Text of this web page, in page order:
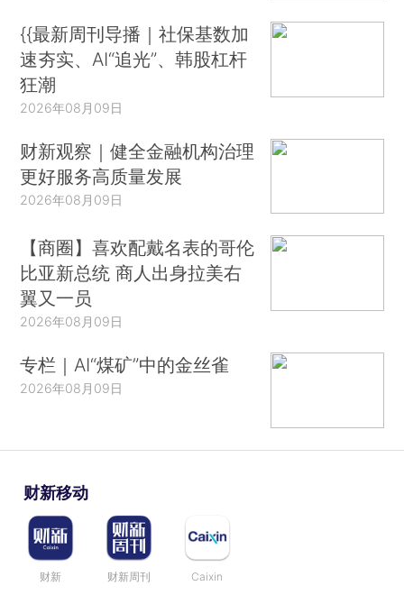
{{最新周刊导播｜社保基数加
速夯实、AI“追光”、韩股杠杆
狂潮
2026年08月09日
财新观察｜健全金融机构治理
更好服务高质量发展
2026年08月09日
【商圈】喜欢配戴名表的哥伦
比亚新总统 商人出身拉美右
翼又一员
2026年08月09日
专栏｜AI“煤矿”中的金丝雀
2026年08月09日
财新移动
财新 财新周刊 Caixin